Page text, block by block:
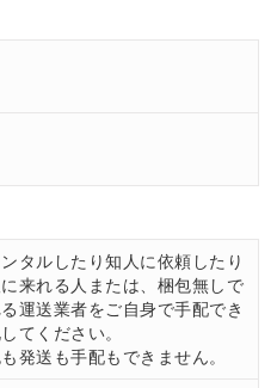
タルしたり知人に依頼したり
来れる人または、梱包無しで
運送業者をご自身で手配でき
てください。
発送も手配もできません。